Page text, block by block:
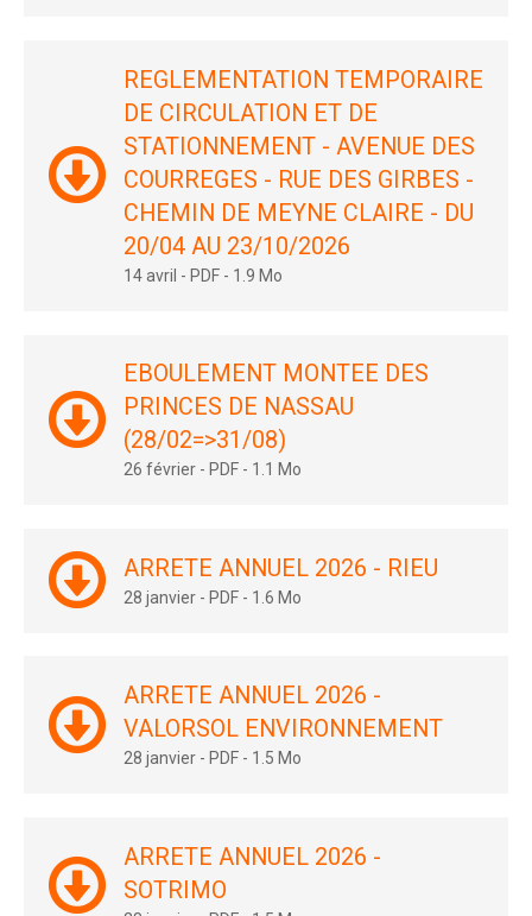
REGLEMENTATION TEMPORAIRE
DE CIRCULATION ET DE
STATIONNEMENT - AVENUE DES
COURREGES - RUE DES GIRBES -
CHEMIN DE MEYNE CLAIRE - DU
20/04 AU 23/10/2026
14 avril - PDF - 1.9 Mo
EBOULEMENT MONTEE DES
PRINCES DE NASSAU
(28/02=>31/08)
26 février - PDF - 1.1 Mo
ARRETE ANNUEL 2026 - RIEU
28 janvier - PDF - 1.6 Mo
ARRETE ANNUEL 2026 -
VALORSOL ENVIRONNEMENT
28 janvier - PDF - 1.5 Mo
ARRETE ANNUEL 2026 -
SOTRIMO